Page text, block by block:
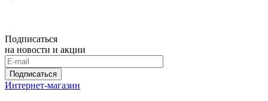
Подписаться
на новости и акции
Подписаться
Интернет-магазин